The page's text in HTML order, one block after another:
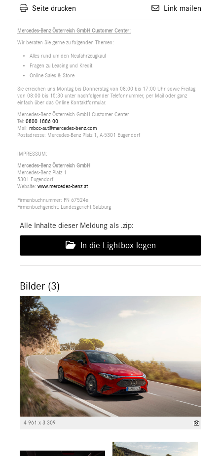
Seite drucken Link mailen
Mercedes-Benz Österreich GmbH Customer Center:
Wir beraten Sie gerne zu folgenden Themen:
Alles rund um den Neufahrzeugkauf
Fragen zu Leasing und Kredit
Online Sales & Store
Sie erreichen uns Montag bis Donnerstag von 08:00 bis 17:00 Uhr sowie Freitag
von 08:00 bis 15:30 unter nachfolgender Telefonnummer, per Mail oder ganz
einfach über das Online Kontaktformular.
Mercedes-Benz Österreich GmbH Customer Center
Tel: 0800 1886 00
Mail: mbcc-aut@mercedes-benz.com
Postadresse: Mercedes-Benz Platz 1, A-5301 Eugendorf
IMPRESSUM:
Mercedes-Benz Österreich GmbH
Mercedes-Benz Platz 1
5301 Eugendorf
Website: www.mercedes-benz.at
Firmenbuchnummer: FN 67524a
Firmenbuchgericht: Landesgericht Salzburg
Alle Inhalte dieser Meldung als .zip:
In die Lightbox legen
Bilder (3)
4 961 x 3 309